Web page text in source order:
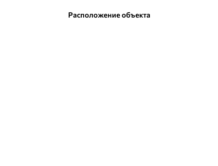
Расположение объекта